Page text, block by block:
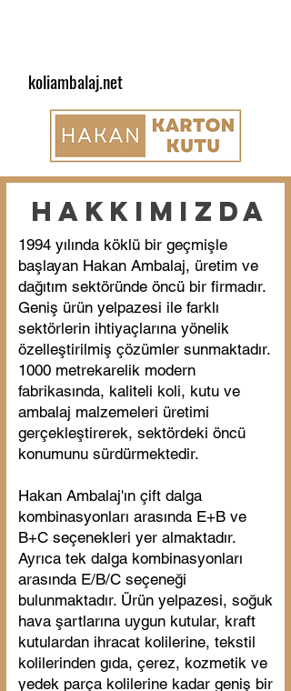
koliambalaj.net
HAKKImızDA
1994 yılında köklü bir geçmişle
başlayan Hakan Ambalaj, üretim ve
dağıtım sektöründe öncü bir firmadır.
Geniş ürün yelpazesi ile farklı
sektörlerin ihtiyaçlarına yönelik
özelleştirilmiş çözümler sunmaktadır.
1000 metrekarelik modern
fabrikasında, kaliteli koli, kutu ve
ambalaj malzemeleri üretimi
gerçekleştirerek, sektördeki öncü
konumunu sürdürmektedir.
Hakan Ambalaj'ın çift dalga
kombinasyonları arasında E+B ve
B+C seçenekleri yer almaktadır.
Ayrıca tek dalga kombinasyonları
arasında E/B/C seçeneği
bulunmaktadır. Ürün yelpazesi, soğuk
hava şartlarına uygun kutular, kraft
kutulardan ihracat kolilerine, tekstil
kolilerinden gıda, çerez, kozmetik ve
yedek parça kolilerine kadar geniş bir